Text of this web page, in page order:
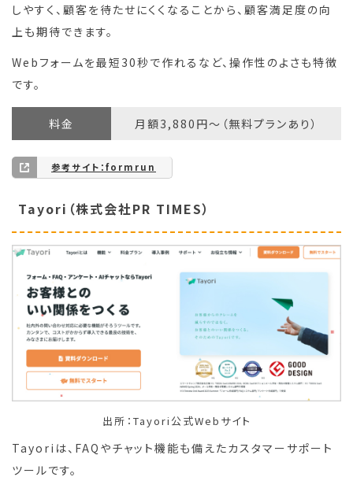
しやすく、顧客を待たせにくくなることから、顧客満足度の向
上も期待できます。
Webフォームを最短30秒で作れるなど、操作性のよさも特徴
です。
料金 月額3,880円〜（無料プランあり）
参考サイト：formrun
Tayori（株式会社PR TIMES）
出所：Tayori公式Webサイト
Tayoriは、FAQやチャット機能も備えたカスタマーサポート
ツールです。